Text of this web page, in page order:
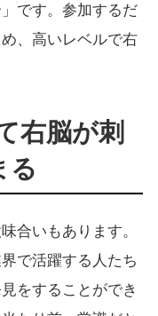
です。参加するだ
、高いレベルで右
右脳が刺
る
合いもあります。
で活躍する人たち
をすることができ